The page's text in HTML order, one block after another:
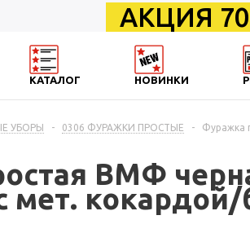
АКЦИЯ
КАТАЛОГ НОВИНКИ
УБОРЫ - 0306 ФУРАЖКИ ПРОСТЫЕ -
Фуражка
ВМФ
мет.